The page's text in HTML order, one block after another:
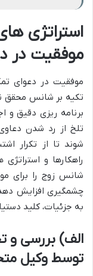
استراتژی
موفقیت در
موفقیت در دعوای
تکیه بر شانس محقق
برنامه ریزی دقیق
تلخ از رد شدن
شوند تا از تکرار
راهکارها و
شانس زوج را برای
چشمگیری افزایش
به جزئیات، کلید
الف) بررسی و
توسط وکیل